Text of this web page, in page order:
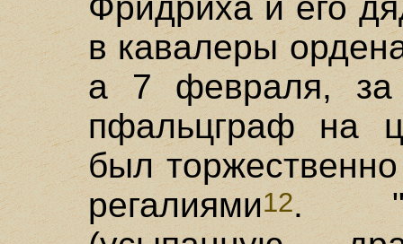
в кавалеры
а 7 февраля, за
пфальцграф на
был
регалиями12.